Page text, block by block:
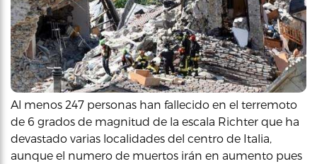
Al menos 247 personas han fallecido en el terremoto
de 6 grados de magnitud de la escala Richter que ha
devastado varias localidades del centro de Italia,
aunque el numero de muertos irán en aumento pues